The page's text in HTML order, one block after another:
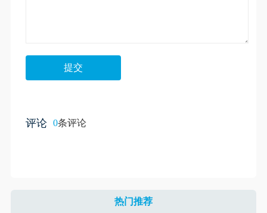
评论 0条评论
热门推荐